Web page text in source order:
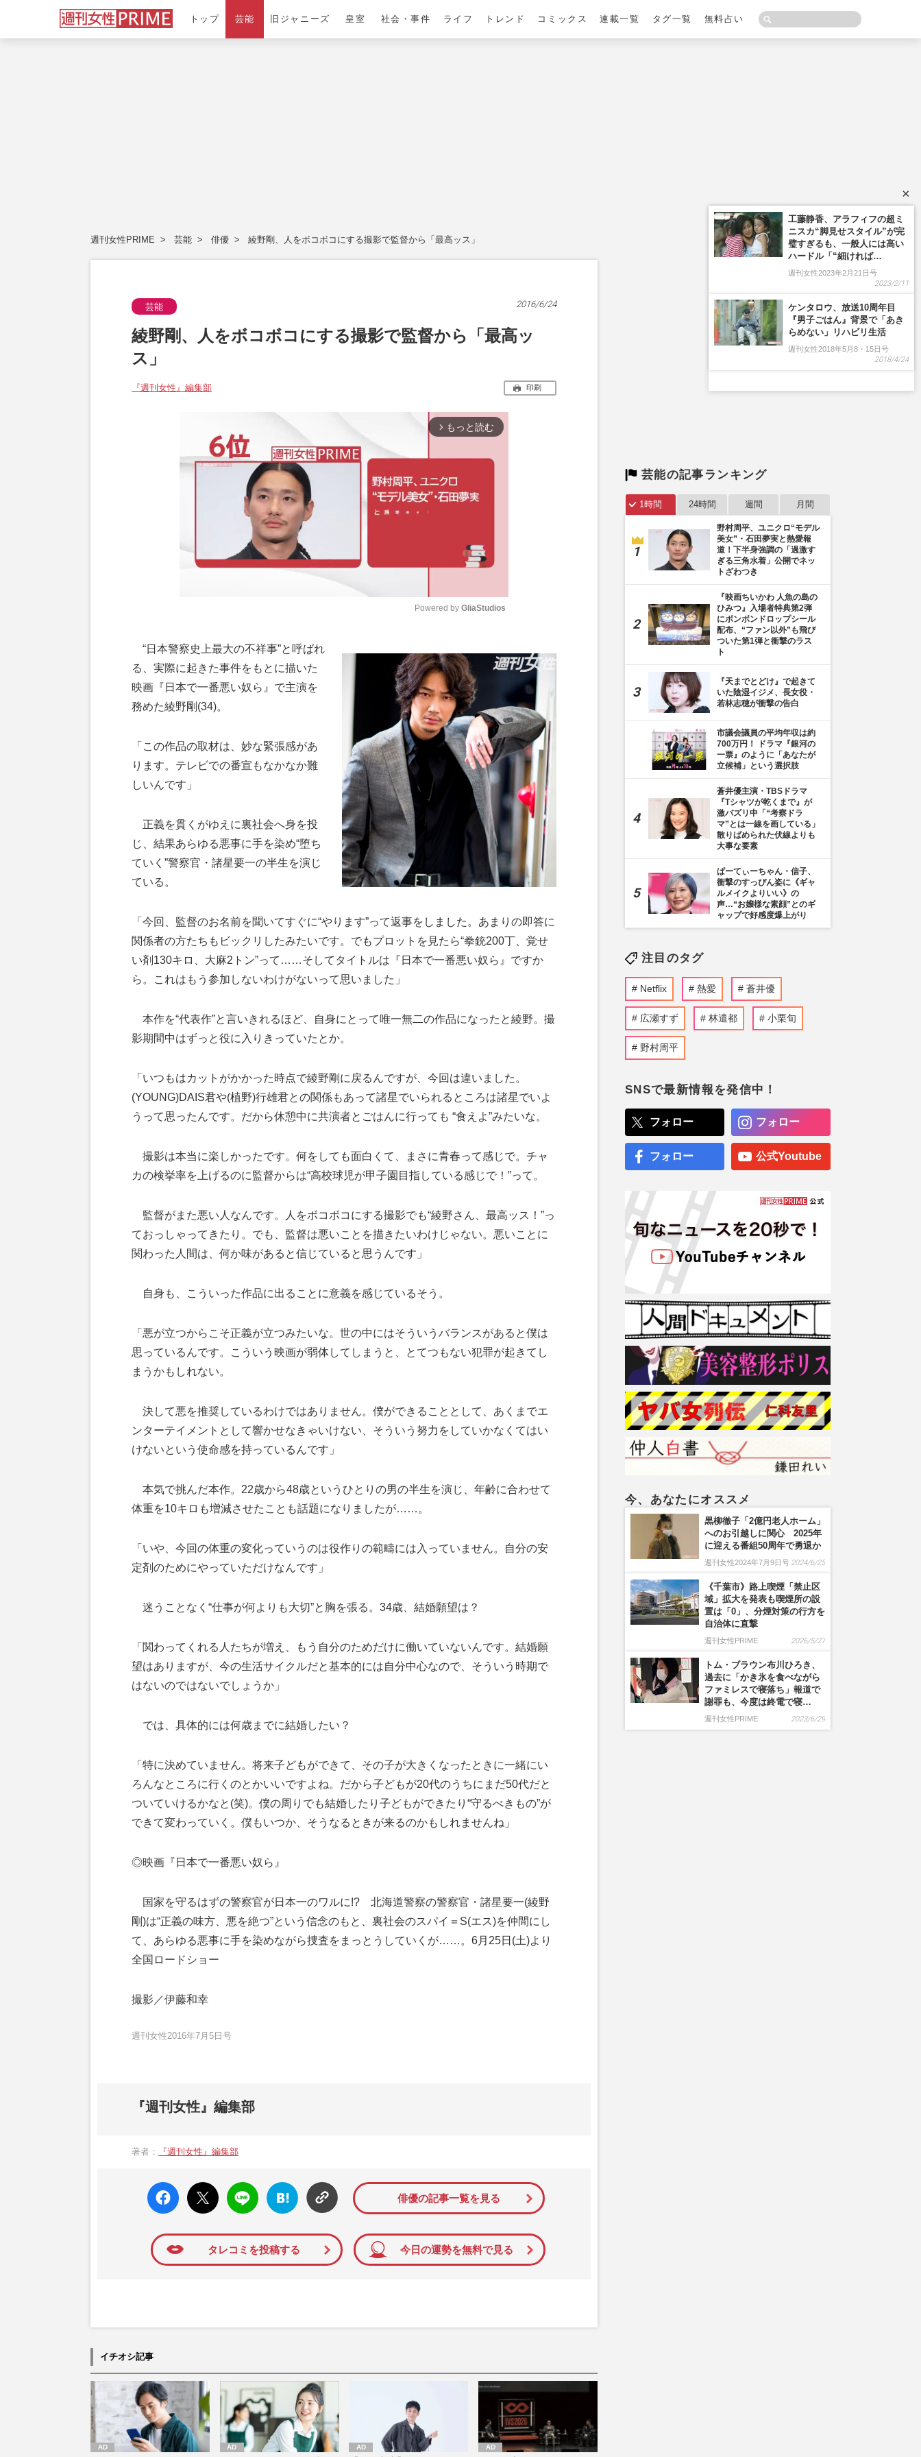
トップ 芸能 旧ジャニーズ 皇室 社会・事件 ライフ トレンド コミックス 連載一覧 タグ一覧 無料占い
週刊女性PRIME 芸能 俳優 綾野剛、人をボコボコにする撮影で監督から「最高ッス」
芸能 2016/6/24
綾野剛、人をボコボコにする撮影で監督から「最高ッ
ス」
『週刊女性』編集部 印刷
arrow_forward_ios もっと読む
u
e
Powered by GliaStudios
“日本警察史上最大の不祥事”と呼ばれ
る、実際に起きた事件をもとに描いた
映画『日本で一番悪い奴ら』で主演を
務めた綾野剛(34)。
「この作品の取材は、妙な緊張感があ
ります。テレビでの番宣もなかなか難
しいんです」
正義を貫くがゆえに裏社会へ身を投
じ、結果あらゆる悪事に手を染め“堕ち
ていく”警察官・諸星要一の半生を演じ
ている。
「今回、監督のお名前を聞いてすぐに“やります”って返事をしました。あまりの即答に
関係者の方たちもビックリしたみたいです。でもプロットを見たら“拳銃200丁、覚せ
い剤130キロ、大麻2トン”って……そしてタイトルは『日本で一番悪い奴ら』ですか
ら。これはもう参加しないわけがないって思いました」
本作を“代表作”と言いきれるほど、自身にとって唯一無二の作品になったと綾野。撮
影期間中はずっと役に入りきっていたとか。
「いつもはカットがかかった時点で綾野剛に戻るんですが、今回は違いました。
(YOUNG)DAIS君や(植野)行雄君との関係もあって諸星でいられるところは諸星でいよ
うって思ったんです。だから休憩中に共演者とごはんに行っても “食えよ”みたいな。
撮影は本当に楽しかったです。何をしても面白くて、まさに青春って感じで。チャ
カの検挙率を上げるのに監督からは“高校球児が甲子園目指している感じで！”って。
監督がまた悪い人なんです。人をボコボコにする撮影でも“綾野さん、最高ッス！”っ
ておっしゃってきたり。でも、監督は悪いことを描きたいわけじゃない。悪いことに
関わった人間は、何か味があると信じていると思うんです」
自身も、こういった作品に出ることに意義を感じているそう。
「悪が立つからこそ正義が立つみたいな。世の中にはそういうバランスがあると僕は
思っているんです。こういう映画が弱体してしまうと、とてつもない犯罪が起きてし
まうかもしれない。
決して悪を推奨しているわけではありません。僕ができることとして、あくまでエ
ンターテイメントとして響かせなきゃいけない、そういう努力をしていかなくてはい
けないという使命感を持っているんです」
本気で挑んだ本作。22歳から48歳というひとりの男の半生を演じ、年齢に合わせて
体重を10キロも増減させたことも話題になりましたが……。
「いや、今回の体重の変化っていうのは役作りの範疇には入っていません。自分の安
定剤のためにやっていただけなんです」
迷うことなく“仕事が何よりも大切”と胸を張る。34歳、結婚願望は？
「関わってくれる人たちが増え、もう自分のためだけに働いていないんです。結婚願
望はありますが、今の生活サイクルだと基本的には自分中心なので、そういう時期で
はないのではないでしょうか」
では、具体的には何歳までに結婚したい？
「特に決めていません。将来子どもができて、その子が大きくなったときに一緒にい
ろんなところに行くのとかいいですよね。だから子どもが20代のうちにまだ50代だと
ついていけるかなと(笑)。僕の周りでも結婚したり子どもができたり“守るべきもの”が
できて変わっていく。僕もいつか、そうなるときが来るのかもしれませんね」
◎映画『日本で一番悪い奴ら』
国家を守るはずの警察官が日本一のワルに!? 北海道警察の警察官・諸星要一(綾野
剛)は“正義の味方、悪を絶つ”という信念のもと、裏社会のスパイ＝S(エス)を仲間にし
て、あらゆる悪事に手を染めながら捜査をまっとうしていくが……。6月25日(土)より
全国ロードショー
撮影／伊藤和幸
週刊女性2016年7月5日号
『週刊女性』編集部
著者： 『週刊女性』編集部
faceboo
k いい
ね
X ポス
ト
LINE
はてな
ブック
マーク
俳優の記事一覧を見る
タレコミを投稿する 今日の運勢を無料で見る
イチオシ記事
芸能の記事ランキング
1時間 24時間 週間 月間
野村周平、ユニクロ“モデル
美女”・石田夢実と熱愛報
道！下半身強調の「過激す
ぎる三角水着」公開でネッ
トざわつき
『映画ちいかわ 人魚の島の
ひみつ』入場者特典第2弾
にボンボンドロップシール
配布、“ファン以外”も飛び
ついた第1弾と衝撃のラス
ト
『天までとどけ』で起きて
いた陰湿イジメ、長女役・
若林志穂が衝撃の告白
市議会議員の平均年収は約
700万円！ ドラマ『銀河の
一票』のように「あなたが
立候補」という選択肢
蒼井優主演・TBSドラマ
『Tシャツが乾くまで』が
激バズリ中「“考察ドラ
マ”とは一線を画している」
散りばめられた伏線よりも
大事な要素
ぱーてぃーちゃん・信子、
衝撃のすっぴん姿に《ギャ
ルメイクよりいい》の
声…“お嬢様な素顔”とのギ
ャップで好感度爆上がり
注目のタグ
Netflix 熱愛 蒼井優
広瀬すず 林遣都 小栗旬
野村周平
SNSで最新情報を発信中！
フォロー フォロー
フォロー 公式Youtube
今、あなたにオススメ
黒柳徹子「2億円老人ホーム」
へのお引越しに関心 2025年
に迎える番組50周年で勇退か
週刊女性2024年7月9日号 2024/6/25
《千葉市》路上喫煙「禁止区
域」拡大を発表も喫煙所の設
置は「0」、分煙対策の行方を
自治体に直撃
週刊女性PRIME 2026/5/27
トム・ブラウン布川ひろき、
過去に「かき氷を食べながら
ファミレスで寝落ち」報道で
謝罪も、今度は終電で寝…
週刊女性PRIME 2023/6/29
×